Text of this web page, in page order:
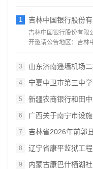
1 吉林中国银行股份
吉林中国银行股份有限
开邀请公告地区：吉林
3 山东济南遥墙机场
4 宁夏中卫市第三中
5 新疆农商银行和田
6 广西关于南宁市设
7 吉林省2026年前郭
8 辽宁省康平监狱工
9 内蒙古康巴什栖湖